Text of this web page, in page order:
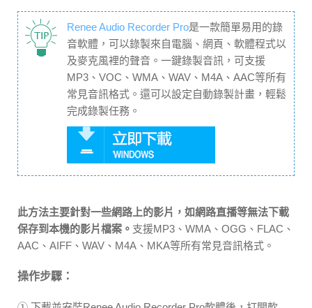
Renee Audio Recorder Pro是一款簡單易用的錄
音軟體，可以錄製來自電腦、網頁、軟體程式以
及麥克風裡的聲音。一鍵錄製音訊，可支援
MP3、VOC、WMA、WAV、M4A、AAC等所有
常見音訊格式。還可以設定自動錄製計畫，輕鬆
完成錄製任務。
此方法主要針對一些網路上的影片，如網路直播等無法下載
保存到本機的影片檔案。 支援MP3、WMA、OGG、FLAC、
AAC、AIFF、WAV、M4A、MKA等所有常見音訊格式。
操作步驟：